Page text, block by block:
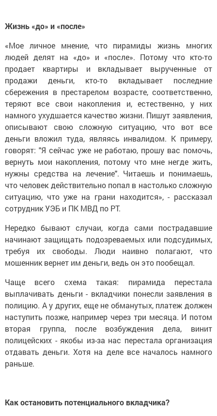
Жизнь «до» и «после»
«Мое личное мнение, что пирамиды жизнь многих
людей делят на «до» и «после». Потому что кто-то
продает квартиры и вкладывает вырученные от
продажи деньги, кто-то вкладывает последние
сбережения в престарелом возрасте, соответственно,
теряют все свои накопления и, естественно, у них
намного ухудшается качество жизни. Пишут заявления,
описывают свою сложную ситуацию, что вот все
деньги вложил туда, являясь инвалидом. К примеру,
говорят: "Я сейчас уже не работаю, прошу вас помочь,
вернуть мои накопления, потому что мне негде жить,
нужны средства на лечение". Читаешь и понимаешь,
что человек действительно попал в настолько сложную
ситуацию, что уже на грани находится», - рассказал
сотрудник УЭБ и ПК МВД по РТ.
Нередко бывают случаи, когда сами пострадавшие
начинают защищать подозреваемых или подсудимых,
требуя их свободы. Люди наивно полагают, что
мошенник вернет им деньги, ведь он это пообещал.
Чаще всего схема такая: пирамида перестала
выплачивать деньги - вкладчики понесли заявления в
полицию. А у других, еще не обманутых, платеж должен
наступить позже, например через три месяца. И потом
вторая группа, после возбуждения дела, винит
полицейских - якобы из-за нас перестала организация
отдавать деньги. Хотя на деле все началось намного
раньше.
Как остановить потенциального вкладчика?